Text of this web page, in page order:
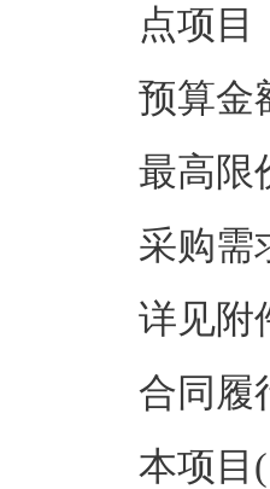
点项目
预算金
最高限
采购需
详见附
合同履
本项目